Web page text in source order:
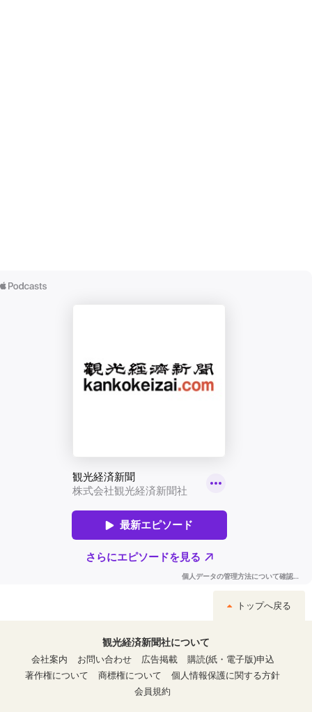
トップへ戻る
観光経済新聞社について
会社案内
お問い合わせ 広告掲載
購読(紙・電子版)申込
著作権について
商標権について
個人情報保護に関する方針
会員規約